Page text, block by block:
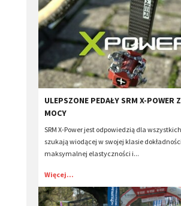
ULEPSZONE ​PEDAŁY SRM X-POWER
MOCY
SRM X-Power jest odpowiedzią dla
szukają wiodącej w swojej klasie
maksymalnej elastyczności i...
Więcej...